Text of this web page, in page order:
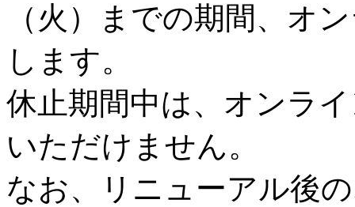
（火）までの期間、オ
します。
休止期間中は、オンラ
いただけません。
なお、リニューアル後